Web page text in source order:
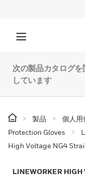
次の製品カタログを
しています
製品 個人用
Protection Gloves
High Voltage NG4
LINEWORKER HIGH